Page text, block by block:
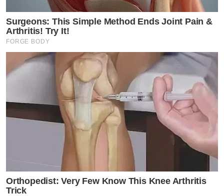
Surgeons: This Simple Method Ends Joint Pain &
Arthritis! Try It!
FORGE BODY
Orthopedist: Very Few Know This Knee Arthritis
Trick